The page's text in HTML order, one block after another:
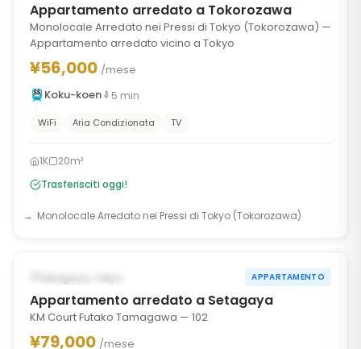
Appartamento arredato a Tokorozawa
Monolocale Arredato nei Pressi di Tokyo (Tokorozawa) —
Appartamento arredato vicino a Tokyo
¥56,000 /mese
Koku-koen
5 min
WiFi Aria Condizionata TV
1K
20m²
Trasferisciti oggi!
Monolocale Arredato nei Pressi di Tokyo (Tokorozawa)
DISPONIBILE ORA
Setagaya, Tokyo APPARTAMENTO
Appartamento arredato a Setagaya
KM Court Futako Tamagawa — 102
¥79,000 /mese